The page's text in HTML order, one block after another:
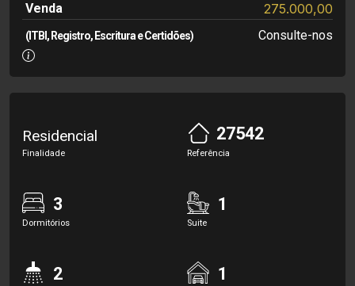
Venda 275.000,00
(ITBI, Registro, Escritura e Certidões) Consulte-nos
Residencial
Finalidade
27542
Referência
3
Dormitórios
1
Suite
2 1